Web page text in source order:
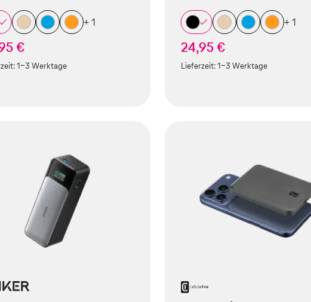
+ 1
€
1-3 Werktage
+ 1
24,95 €
Lieferzeit:1-3 Werktage